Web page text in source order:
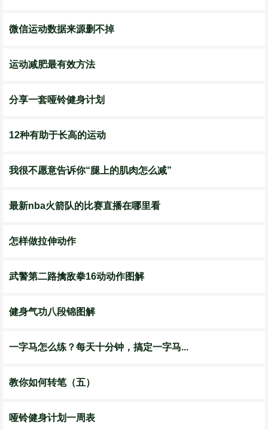
微信运动数据来源删不掉
运动减肥最有效方法
分享一套哑铃健身计划
12种有助于长高的运动
我很不愿意告诉你“腿上的肌肉怎么减”
最新nba火箭队的比赛直播在哪里看
怎样做拉伸动作
武警第二路擒敌拳16动动作图解
健身气功八段锦图解
一字马怎么练？每天十分钟，搞定一字马...
教你如何转笔（五）
哑铃健身计划一周表